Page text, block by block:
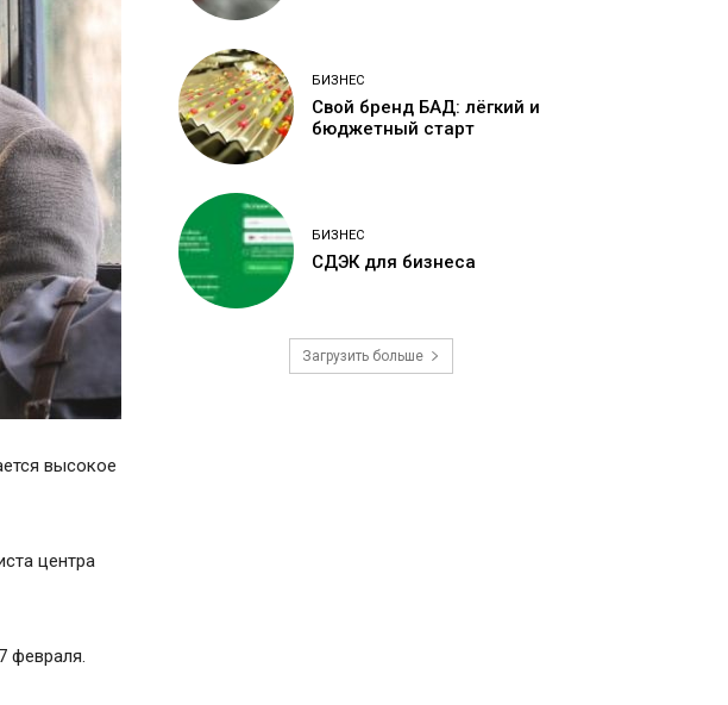
высокое
центра
февраля.
БИЗНЕС
Свой бренд БАД: лёгкий и
бюджетный старт
БИЗНЕС
СДЭК для бизнеса
Загрузить больше